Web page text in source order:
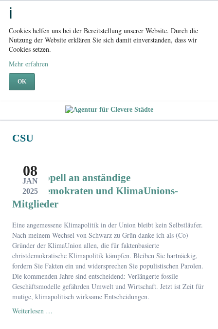
Cookies helfen uns bei der Bereitstellung unserer Website. Durch die
Nutzung der Website erklären Sie sich damit einverstanden, dass wir
Cookies setzen.
Mehr erfahren
OK
CSU
08
JAN
2025
Mein Appell an anständige
Christdemokraten und KlimaUnions-
Mitglieder
Eine angemessene Klimapolitik in der Union bleibt kein Selbstläufer.
Nach meinem Wechsel von Schwarz zu Grün danke ich als (Co)-
Gründer der KlimaUnion allen, die für faktenbasierte
christdemokratische Klimapolitik kämpfen. Bleiben Sie hartnäckig,
fordern Sie Fakten ein und widersprechen Sie populistischen Parolen.
Die kommenden Jahre sind entscheidend: Verlängerte fossile
Geschäftsmodelle gefährden Umwelt und Wirtschaft. Jetzt ist Zeit für
mutige, klimapolitisch wirksame Entscheidungen.
Weiterlesen …